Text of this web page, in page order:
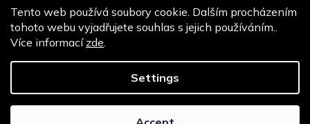
Tento web používá soubory cookie. Dalším procházením
tohoto webu vyjadřujete souhlas s jejich používáním..
Více informací zde.
Settings
Privacy policy
Copyright 2026Slávka Krátká. All rights reserved.
Shoptak.cz| Platforma